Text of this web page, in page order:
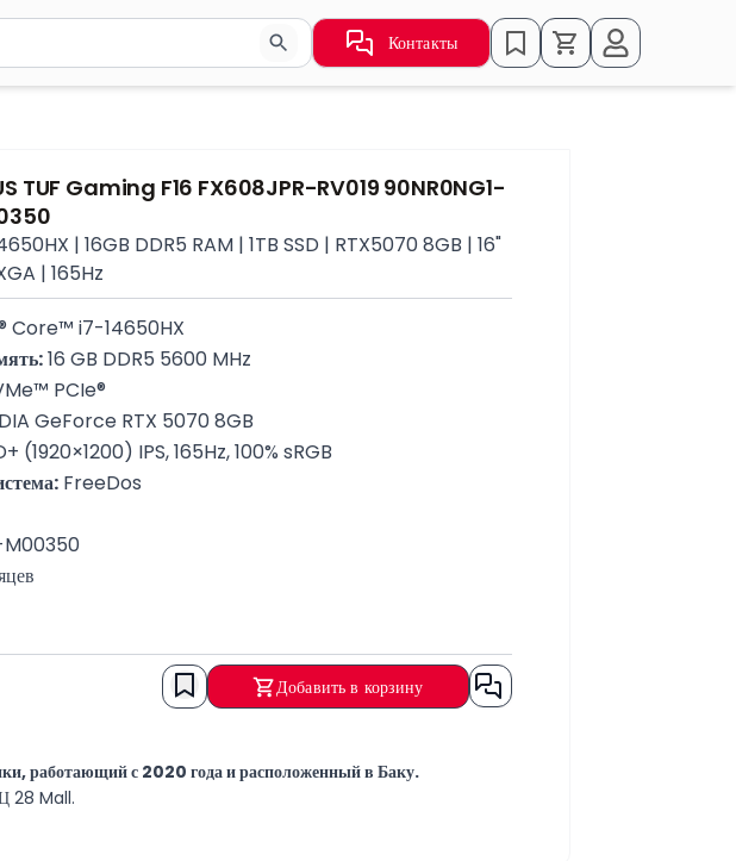
отправки или используйте стрелки для навигации по результатам.
Контакты
TUF Gaming F16 FX608JPR-RV019 90NR0NG1-
| 16GB DDR5 RAM | 1TB SSD | RTX5070 8GB | 16"
| 165Hz
Core™ i7-14650HX
16 GB DDR5 5600 MHz
PCIe®
GeForce RTX 5070 8GB
(1920×1200) IPS, 165Hz, 100% sRGB
FreeDos
M00350
Добавить в корзину
работающий с 2020 года и расположенный в Баку.
28 Mall.